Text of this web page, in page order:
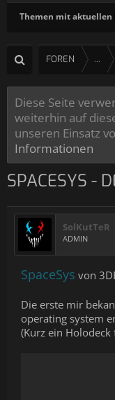
Themen mit aktuellen
FOREN ...
Diese Seite
weiterhin auf
unseren Einsatz
Informationen
SPACESYS -
SolKutTeR
ADMIN
SpaceSys von
Die erste mir
operating system
(Kurz ein